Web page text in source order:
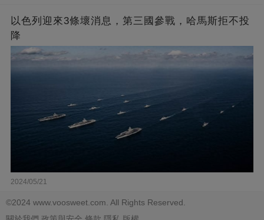
以色列迎來3條壞消息，第三國參戰，哈馬斯拒不投
降
2024/05/21
©2024 www.voosweet.com. All Rights Reserved.